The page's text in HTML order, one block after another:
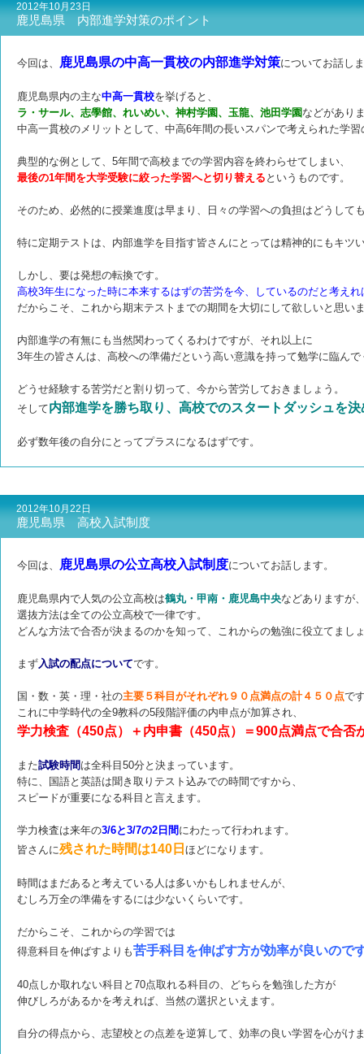
2012年10月23日
鹿児島県 内部進学対策のポイント
今回は、 鹿児島県の中高一貫校の内部進学対策についてお話し
鹿児島県内の主な中高一貫校を挙げると、
ラ・サール、志學館、れいめい、神村学園、玉龍、池田学園 などがあり
中高一貫校のメリットとして、中高6年間の長いスパンで考えられた学
典型的な例として、5年間で高校までの学習内容を終わらせてしまい、
最後の1年間を大学受験に絞った学習へと切り替える というものです。
そのため、必然的に授業進度は早まり、日々の学習への負担はどうして
特に定期テストは、内部進学を目指す皆さんにとっては精神的にもキツ
しかし、要は発想の転換です。
高校3年生になった時に本来するはずの苦労を今、しているのだと考え
だからこそ、これから期末テストまでの期間を大切にして欲しいと思い
内部進学の有無にも当然関わってくるわけですが、それ以上に
3年生の皆さんは、高校への準備だという高い意識を持って勉学に臨んで
どうせ経験する苦労だと割り切って、今から苦労しておきましょう。
そして内部進学を勝ち取り、高校でのスタートダッシュを
必ず数年後の自分にとってプラスになるはずです。
2012年10月22日
鹿児島県 高校入試制度
今回は、 鹿児島県の公立高校入試制度についてお話します。
鹿児島県内で人気の公立高校は鶴丸・甲南・鹿児島中央などありますが
選抜方法は全ての公立高校で一律です。
どんな方法で合否が決まるのかを知って、これからの勉強に役立てまし
まず入試の配点についてです。
国・数・英・理・社の主要５科目がそれぞれ９０点満点の計４５０点で
これに中学時代の全9教科の5段階評価の内申点が加算され、
学力検査（450点）＋内申書（450点）＝900点満点で合否
また試験時間 は全科目50分と決まっています。
特に、国語と英語は聞き取りテスト込みでの時間ですから、
スピードが重要になる科目と言えます。
学力検査は来年の3/6と3/7の2日間 にわたって行われます。
皆さんに残された時間は140日 ほどになります。
時間はまだあると考えている人は多いかもしれませんが、
むしろ万全の準備をするには少ないくらいです。
だからこそ、これからの学習では
得意科目を伸ばすよりも苦手科目を伸ばす方が効率が良いので
40点しか取れない科目と70点取れる科目の、どちらを勉強した方が
伸びしろがあるかを考えれば、当然の選択といえます。
自分の得点から、志望校との点差を逆算して、効率の良い学習を心がけ